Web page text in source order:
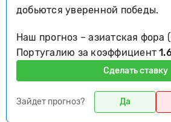
добьются уверенной победы.
Наш прогноз – азиатская фора
Португалию за коэффициент
Сделать ставку
Зайдет прогноз? Да